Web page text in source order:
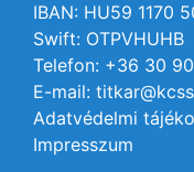
IBAN: HU59 1170
Swift: OTPVHUHB
Telefon: +36 30
E-mail:
Adatvédelmi
Impresszum